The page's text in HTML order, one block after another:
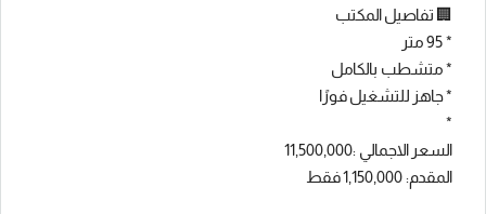
🏢 تفاصيل المكتب
* 95 متر
* متشطب بالكامل
* جاهز للتشغيل فورًا
*
السعر الاجمالي :11,500,000
المقدم: 1,150,000 فقط